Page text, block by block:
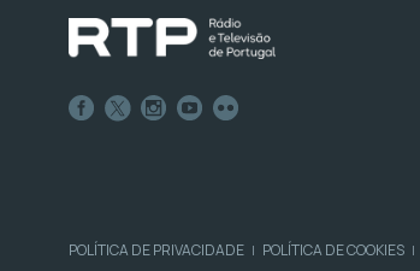
POLÍTICA DE PRIVACIDADE | POLÍTICA DE COOKIES |